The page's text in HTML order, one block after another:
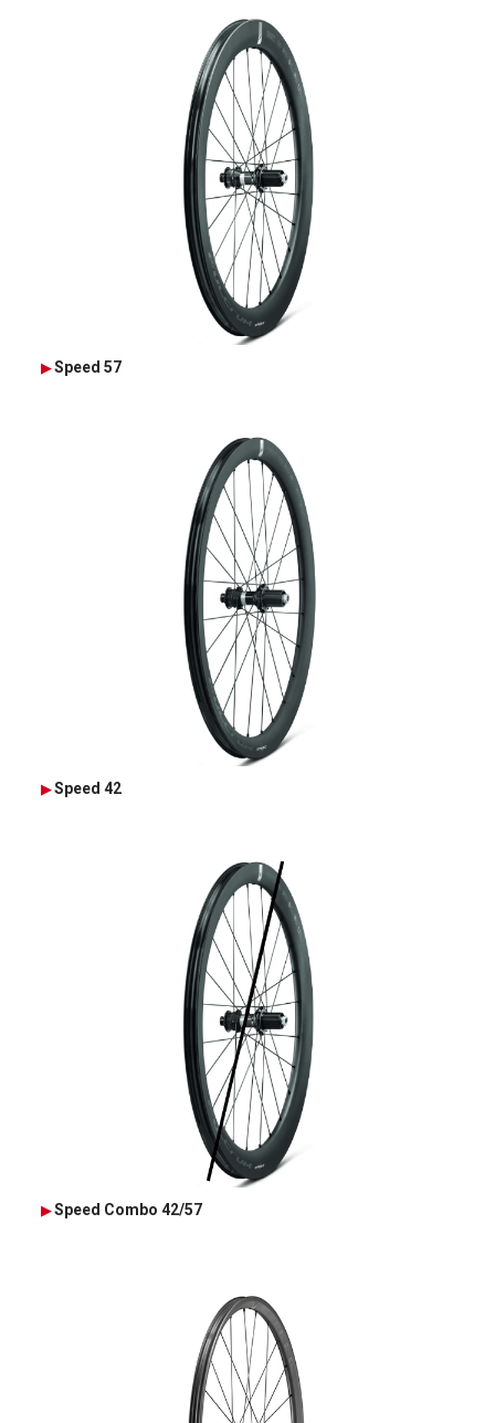
Speed 57
Speed 42
Speed Combo 42/57